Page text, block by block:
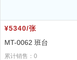
¥5340/张
MT-0062 班台
累计销售：0